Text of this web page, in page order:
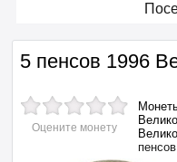
5 пенсов 1996
Оцените монету